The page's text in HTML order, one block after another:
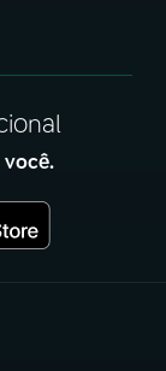
você.
aba)